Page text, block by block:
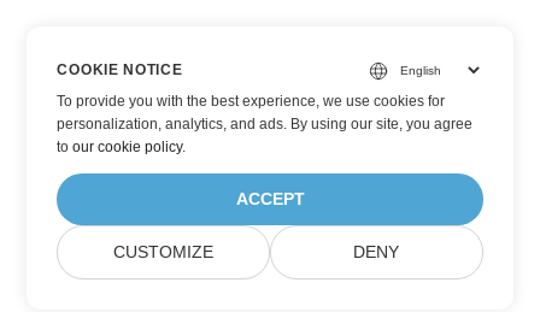
COOKIE NOTICE
To provide you with the best experience, we use cookies for
personalization, analytics, and ads. By using our site, you agree
toour cookie policy.
ACCEPT
CUSTOMIZE DENY